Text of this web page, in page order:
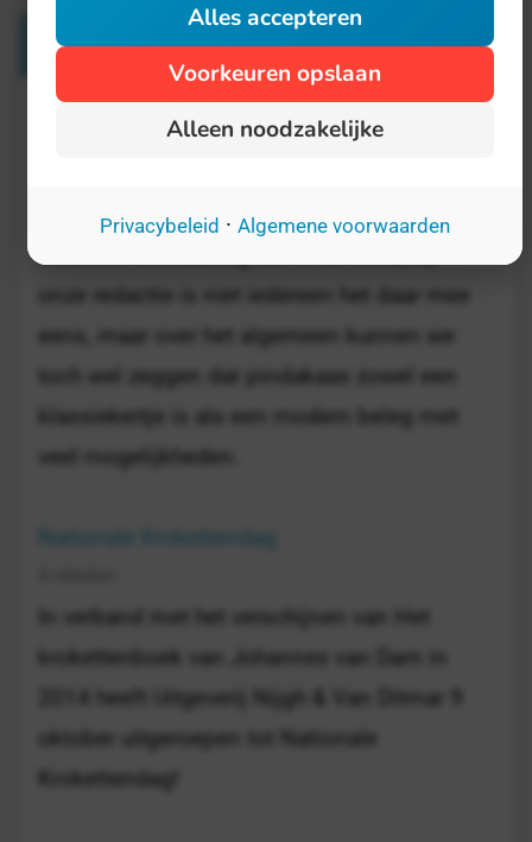
Verwante Dagen
Dag van de Pindakaas
Als u het ons vraagt is pindakaas het
eens, maar over het algemeen kunnen we
toch wel zeggen dat pindakaas zowel een
klassiekertje is als een modern beleg met
veel mogelijkheden.
Nationale Krokettendag
In verband met het verschijnen van Het
krokettenboek van Johannes van Dam in
2014 heeft Uitgeverij Nijgh & Van Ditmar 9
oktober uitgeroepen tot Nationale
Krokettendag!
Alles accepteren
Voorkeuren opslaan
Alleen noodzakelijke
Privacybeleid · Algemene voorwaarden